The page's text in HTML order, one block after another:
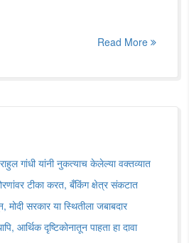
Read More
गांधी यांनी नुकत्याच केलेल्या वक्तव्यात
टीका करत, बँकिंग क्षेत्र संकटात
सरकार या स्थितीला जबाबदार
आर्थिक दृष्टिकोनातून पाहता हा दावा